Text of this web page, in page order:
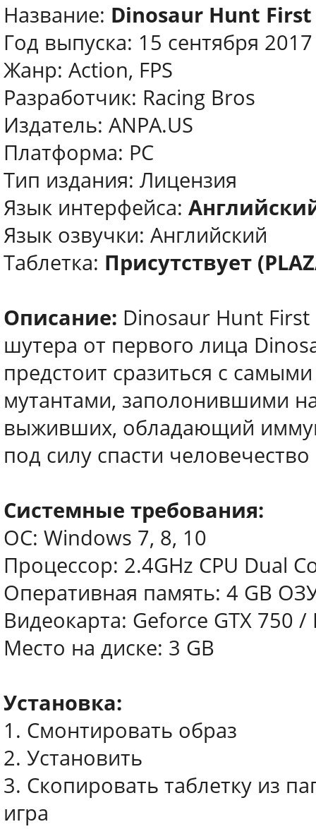
Название: Dinosaur Hunt
Год выпуска: 15 сентября 2017
Жанр: Action, FPS
Разработчик: Racing Bros
Издатель: ANPA.US
Платформа: PC
Тип издания: Лицензия
Язык интерфейса:
Язык озвучки: Английский
Таблетка: Присутствует
Описание: Dinosaur Hunt
шутера от первого лица
предстоит сразиться с
мутантами, заполонившими
выживших, обладающий
под силу спасти
Системные требования:
ОС: Windows 7, 8, 10
Процессор: 2.4GHz CPU Dual
Оперативная память: 4 GB
Видеокарта: Geforce GTX 750 /
Место на диске: 3 GB
Установка:
1. Смонтировать образ
2. Установить
3. Скопировать таблетку из
игра